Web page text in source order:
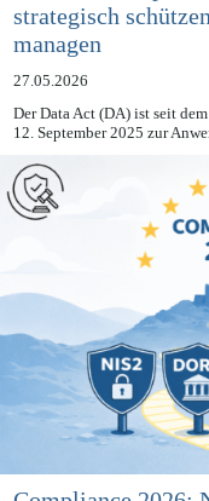
Data Act
strategisch
managen
27.05.2026
Der Data Act (DA) ist seit
12. September 2025 zur